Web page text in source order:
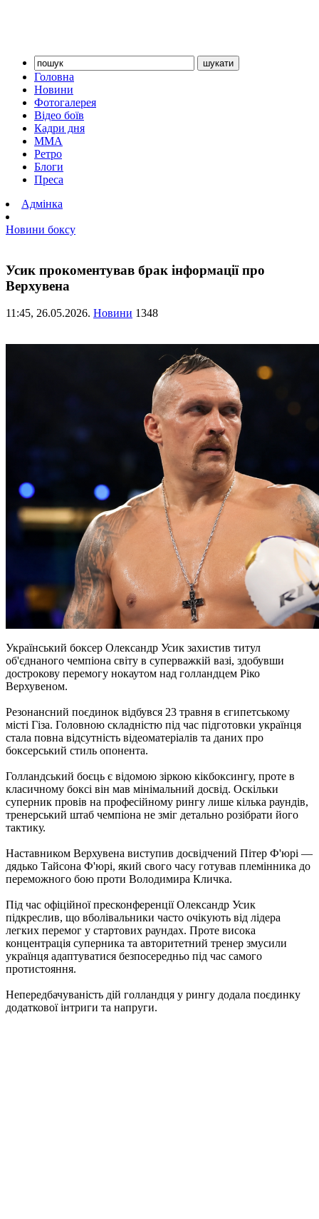
Головна
Новини
Фотогалерея
Відео боїв
Кадри дня
ММА
Ретро
Блоги
Преса
Адмінка
Новини боксу
Усик прокоментував брак інформації про
Верхувена
11:45, 26.05.2026. Новини 1348
Український боксер Олександр Усик захистив титул
об'єднаного чемпіона світу в суперважкій вазі, здобувши
дострокову перемогу нокаутом над голландцем Ріко
Верхувеном.
Резонансний поєдинок відбувся 23 травня в єгипетському
місті Гіза. Головною складністю під час підготовки українця
стала повна відсутність відеоматеріалів та даних про
боксерський стиль опонента.
Голландський боєць є відомою зіркою кікбоксингу, проте в
класичному боксі він мав мінімальний досвід. Оскільки
суперник провів на професійному рингу лише кілька раундів,
тренерський штаб чемпіона не зміг детально розібрати його
тактику.
Наставником Верхувена виступив досвідчений Пітер Ф'юрі —
дядько Тайсона Ф'юрі, який свого часу готував племінника до
переможного бою проти Володимира Кличка.
Під час офіційної пресконференції Олександр Усик
підкреслив, що вболівальники часто очікують від лідера
легких перемог у стартових раундах. Проте висока
концентрація суперника та авторитетний тренер змусили
українця адаптуватися безпосередньо під час самого
протистояння.
Непередбачуваність дій голландця у рингу додала поєдинку
додаткової інтриги та напруги.